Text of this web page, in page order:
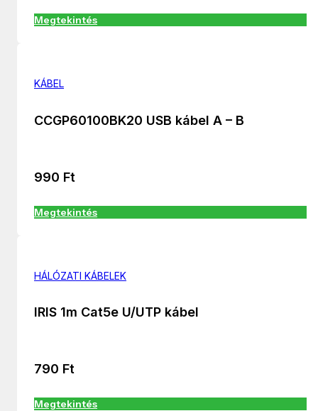
Megtekintés
KÁBEL
CCGP60100BK20 USB kábel A – B
990 Ft
Megtekintés
HÁLÓZATI KÁBELEK
IRIS 1m Cat5e U/UTP kábel
790 Ft
Megtekintés